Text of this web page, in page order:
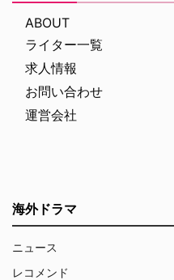
ABOUT
ライター一覧
求人情報
お問い合わせ
運営会社
海外ドラマ
ニュース
レコメンド